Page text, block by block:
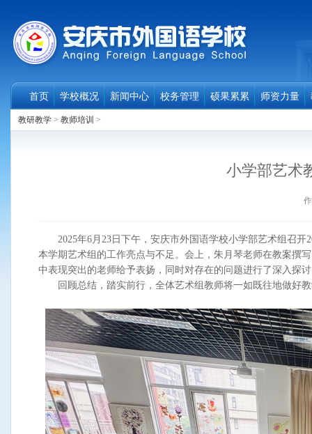
首页 学校概况 新闻中心 校务管理 硕果累累 师资力量
教研教学 > 教师培训 >
小学部艺术
2025年6月23日下午，安庆市外国语学校小学部艺术组召开
本学期艺术组的工作亮点与不足。会上，朱月琴老师在教案撰
中表现突出的老师给予表扬，同时对存在的问题进行了深入探
回顾总结，踏实前行，全体艺术组教师将一如既往地做好教